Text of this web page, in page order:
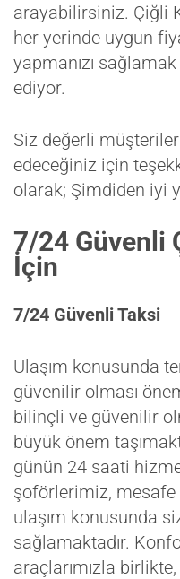
arayabilirsiniz. Çiğli
her yerinde uygun
yapmanızı
ediyor.
Siz değerli
edeceğiniz için
olarak; Şimdiden iyi
7/24 Güvenli
İçin
7/24 Güvenli Taksi
Ulaşım konusunda
güvenilir olması
bilinçli ve güvenilir
büyük önem
günün 24 saati
şoförlerimiz, mesafe
ulaşım konusunda
sağlamaktadır.
araçlarımızla